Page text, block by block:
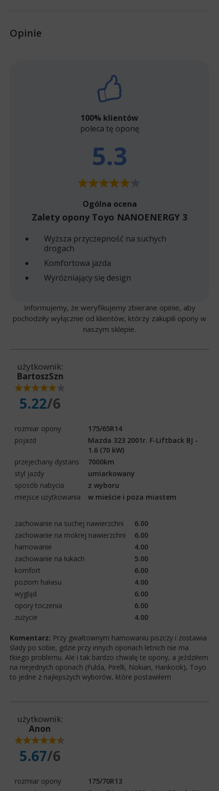
Opinie
100% klientów
poleca tę oponę
5.3
Ogólna ocena
Zalety opony Toyo NANOENERGY 3
Wyższa przyczepność na suchych
drogach
Komfortowa jazda
Wyróżniający się design
Informujemy, że weryfikujemy zbierane opinie, aby
pochodziły wyłącznie od klientów, którzy zakupili opony w
naszym sklepie.
użytkownik:
BartoszSzn
5.22/6
rozmiar opony
175/65R14
pojazd
Mazda 323 2001r. F-Liftback BJ -
1.6 (70 kW)
przejechany dystans
7000km
styl jazdy
umiarkowany
sposób nabycia
z wyboru
miejsce użytkowania
w mieście i poza miastem
zachowanie na suchej nawierzchni
6.00
zachowanie na mokrej nawierzchni
6.00
hamowanie
4.00
zachowanie na łukach
5.00
komfort
6.00
poziom hałasu
4.00
wygląd
6.00
opory toczenia
6.00
zużycie
4.00
Komentarz: Przy gwałtownym hamowaniu piszczy i zostawia
ślady po sobie, gdzie przy innych oponach letnich nie ma
tkiego problemu. Ale i tak bardzo chwalę te opony, a jeździłem
na niejednych oponach (Fulda, Pirelli, Nokian, Hankook), Toyo
to jedne z najlepszych wyborów, które postawiłem
użytkownik:
Anon
5.67/6
rozmiar opony
175/70R13